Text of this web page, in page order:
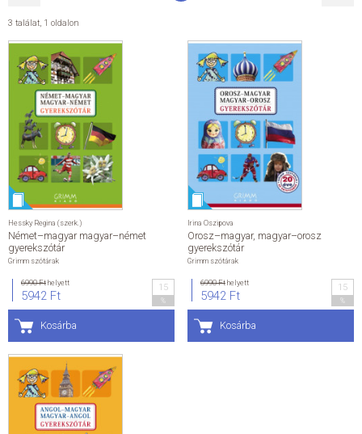
3 találat, 1 oldalon
Hessky Regina (szerk.)
Német–magyar magyar–német
gyerekszótár
Grimm szótárak
6990 Fthelyett
5942 Ft
15
Kosárba
Irina Oszipova
Orosz–magyar, magyar–orosz
gyerekszótár
Grimm szótárak
6990 Fthelyett
5942 Ft
15
Kosárba
SEGÍTHETEK?
HÍREK
ÁLTALÁNOS SZERZŐDÉSI FELTÉTELEK
ADATKEZELÉSI ÉS ADATVÉDELMI SZABÁLYZAT
KAPCSOLAT